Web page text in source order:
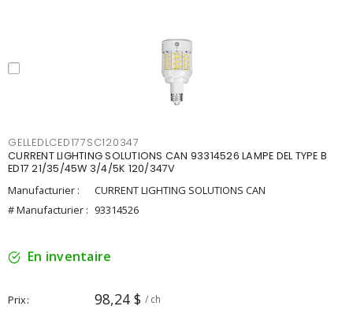
GELLEDLCED177SC120347
CURRENT LIGHTING SOLUTIONS CAN 93314526 LAMPE DEL TYPE B
ED17 21/35/45W 3/4/5K 120/347V
Manufacturier :
CURRENT LIGHTING SOLUTIONS CAN
# Manufacturier : 93314526
En inventaire
Prix 98,24 $ / ch